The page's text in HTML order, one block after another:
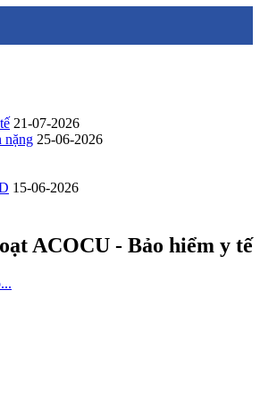
ACOCU - Bảo hiểm y tế
21-07-2026
nặng 25-06-2026
15-06-2026